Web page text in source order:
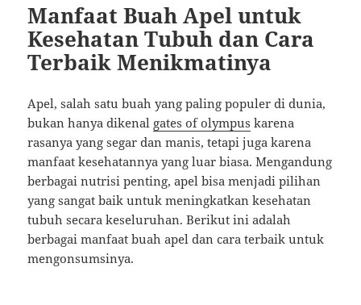
Manfaat Buah Apel untuk
Kesehatan Tubuh dan Cara
Terbaik Menikmatinya
Apel, salah satu buah yang paling populer di dunia,
bukan hanya dikenal gates of olympus karena
rasanya yang segar dan manis, tetapi juga karena
manfaat kesehatannya yang luar biasa. Mengandung
berbagai nutrisi penting, apel bisa menjadi pilihan
yang sangat baik untuk meningkatkan kesehatan
tubuh secara keseluruhan. Berikut ini adalah
berbagai manfaat buah apel dan cara terbaik untuk
mengonsumsinya.